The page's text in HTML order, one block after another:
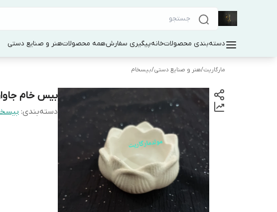
دسته‌بندی محصولاتخانهپیگیری سفارشهمه محصولاتهنر و صنایع دستی
مارگاریت/هنر و صنایع دستی/بیسخام
بیس خام
دسته‌بندی: